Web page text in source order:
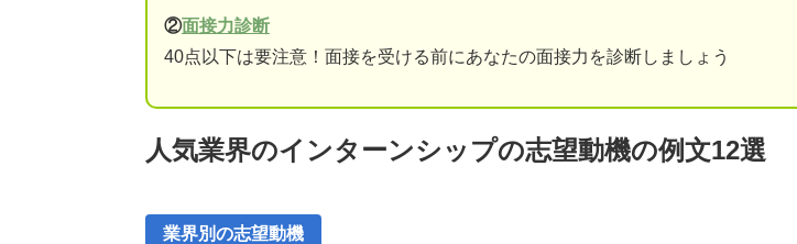
②面接力診断
40点以下は要注意！面接を受ける前にあなたの面接力を診断しましょう
人気業界のインターンシップの志望動機の例文12選
業界別の志望動機